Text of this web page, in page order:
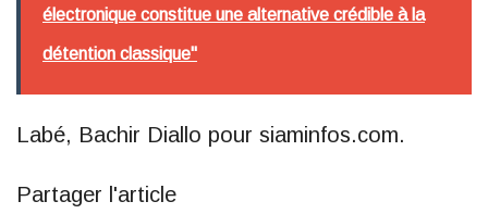
électronique constitue une alternative crédible à la
détention classique"
Labé, Bachir Diallo pour siaminfos.com.
Partager l'article